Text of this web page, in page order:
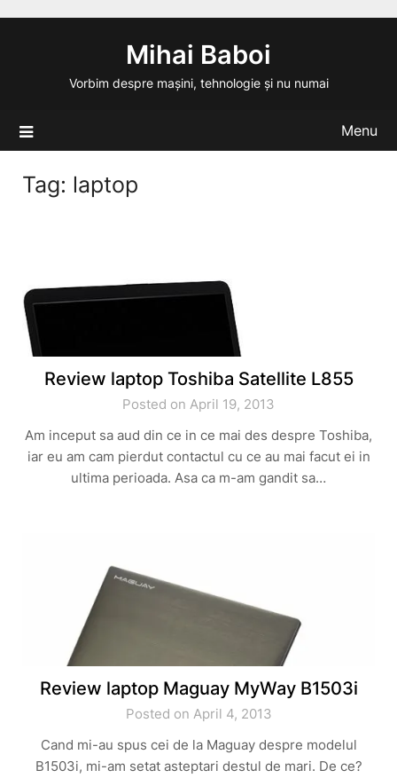
Mihai Baboi
Vorbim despre mașini, tehnologie și nu numai
Menu
Tag: laptop
Review laptop Toshiba Satellite L855
Posted on April 19, 2013
Am inceput sa aud din ce in ce mai des despre Toshiba,
iar eu am cam pierdut contactul cu ce au mai facut ei in
ultima perioada. Asa ca m-am gandit sa…
Review laptop Maguay MyWay B1503i
Posted on April 4, 2013
Cand mi-au spus cei de la Maguay despre modelul
B1503i, mi-am setat asteptari destul de mari. De ce?